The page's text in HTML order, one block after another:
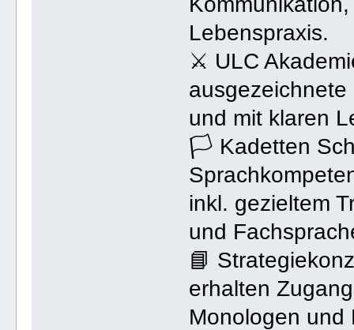
Lebenspraxis.
⚔ ULC
und mit klaren
🏳 Kadetten
inkl. gezieltem
und
📘
erhalten
Monologen und